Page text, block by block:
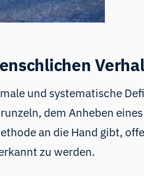
und systematische
dem Anheben
an die Hand gibt,
zu werden.